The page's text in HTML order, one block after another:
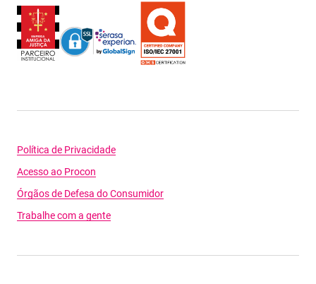
Política de Privacidade
Acesso ao Procon
Órgãos de Defesa do Consumidor
Trabalhe com a gente